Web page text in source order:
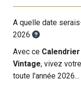
A quelle date
2026
Avec ce
Vintage, vivez
toute l'année 2026...